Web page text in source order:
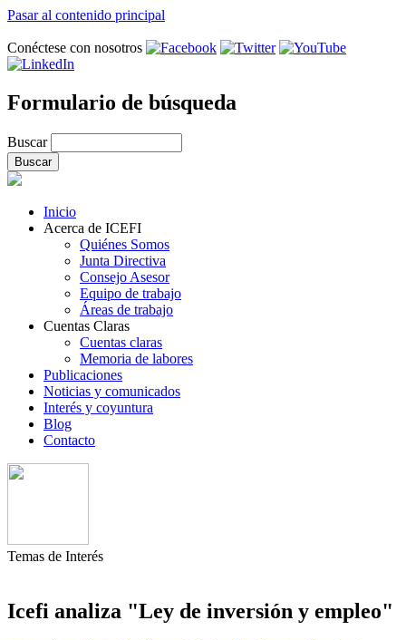
Pasar al contenido principal
Conéctese con nosotros
Formulario de búsqueda
Buscar
Inicio
Acerca de ICEFI
Quiénes Somos
Junta Directiva
Consejo Asesor
Equipo de trabajo
Áreas de trabajo
Cuentas Claras
Cuentas claras
Memoria de labores
Publicaciones
Noticias y comunicados
Interés y coyuntura
Blog
Contacto
Temas de Interés
Icefi analiza "Ley de inversión y empleo"